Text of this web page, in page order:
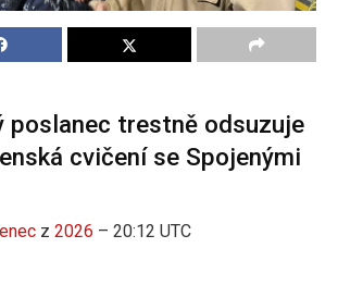
poslanec trestně odsuzuje
cvičení se Spojenými
z 2026 – 20:12 UTC